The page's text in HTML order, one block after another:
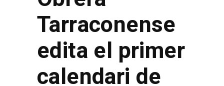
Tarraconense
edita el primer
calendari de